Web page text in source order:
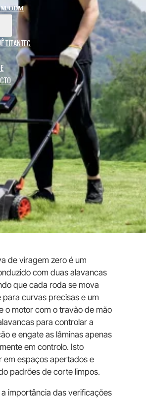
ODM
TITANTEC
de viragem zero é um
com duas alavancas
que cada roda se mova
curvas precisas e um
o motor com o travão de mão
para controlar a
e engate as lâminas apenas
em controlo. Isto
em espaços apertados e
padrões de corte limpos.
importância das verificações